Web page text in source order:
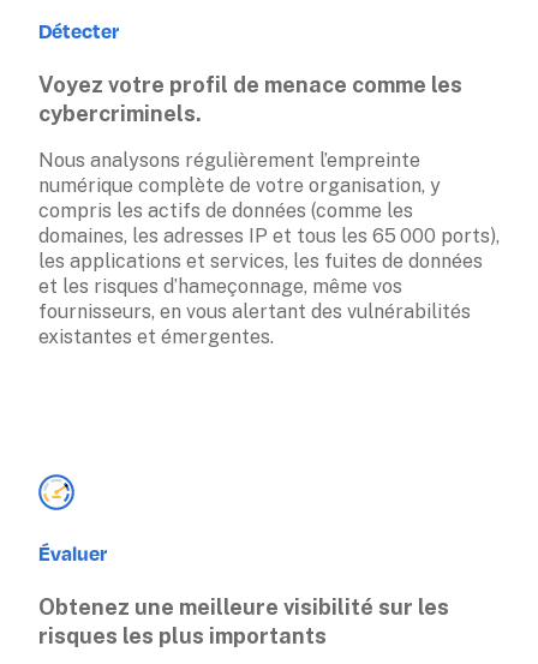
Détecter
Voyez votre profil de menace comme les
cybercriminels.
Nous analysons régulièrement l’empreinte
numérique complète de votre organisation, y
compris les actifs de données (comme les
domaines, les adresses IP et tous les 65 000 ports),
les applications et services, les fuites de données
et les risques d’hameçonnage, même vos
fournisseurs, en vous alertant des vulnérabilités
existantes et émergentes.
Évaluer
Obtenez une meilleure visibilité sur les
risques les plus importants